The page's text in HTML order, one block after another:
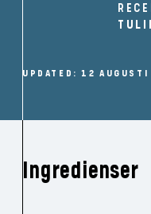
UPDATED: 12
Ingredienser